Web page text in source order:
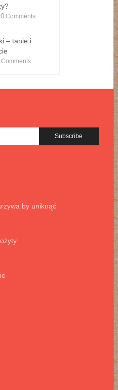
0 Comments
– tanie i
Comments
by uniknąć